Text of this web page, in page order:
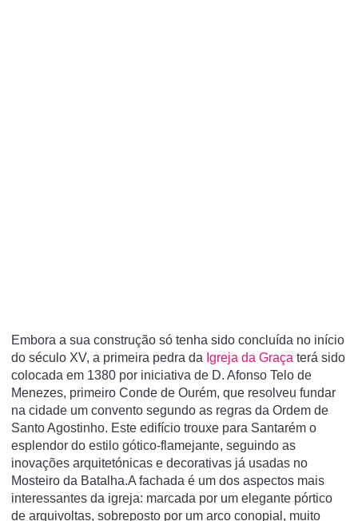
Embora a sua construção só tenha sido concluída no início
do século XV, a primeira pedra da Igreja da Graça terá sido
colocada em 1380 por iniciativa de D. Afonso Telo de
Menezes, primeiro Conde de Ourém, que resolveu fundar
na cidade um convento segundo as regras da Ordem de
Santo Agostinho. Este edifício trouxe para Santarém o
esplendor do estilo gótico-flamejante, seguindo as
inovações arquitetónicas e decorativas já usadas no
Mosteiro da Batalha.A fachada é um dos aspectos mais
interessantes da igreja: marcada por um elegante pórtico
de arquivoltas, sobreposto por um arco conopial, muito